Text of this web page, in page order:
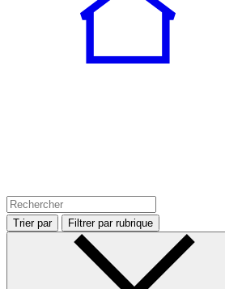
Trier par Filtrer par rubrique